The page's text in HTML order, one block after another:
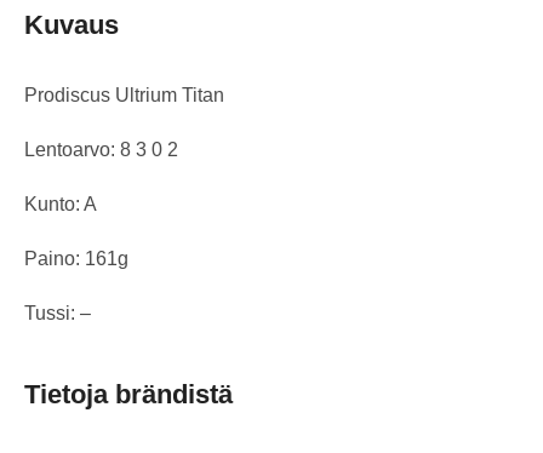
Kuvaus
Prodiscus Ultrium Titan
Lentoarvo: 8 3 0 2
Kunto: A
Paino: 161g
Tussi: –
Tietoja brändistä